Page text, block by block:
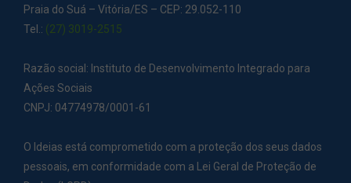
Praia do Suá – Vitória/ES – CEP: 29.052-110
Tel.: (27) 3019-2515
Razão social: Instituto de Desenvolvimento Integrado para
Ações Sociais
CNPJ: 04774978/0001-61
O Ideias está comprometido com a proteção dos seus dados
pessoais, em conformidade com a Lei Geral de Proteção de